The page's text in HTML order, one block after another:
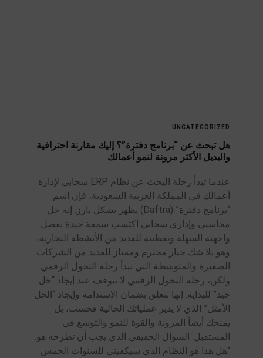
UNCATEGORIZED
هل تبحث عن “برنامج دفترة”؟ إليك مقارنة احترافية
والبديل الأكثر مرونة لنمو أعمالك
عندما تبدأ رحلة البحث عن نظام ERP سحابي لإدارة
أعمالك في المملكة العربية السعودية، فإن اسم
“برنامج دفترة” (Daftra) يظهر بشكل بارز. إنه حل
محاسبي وإداري سحابي اكتسب سمعة جيدة بفضل
واجهته السهلة وتغطيته للعديد من الأنشطة التجارية،
وهو بلا شك خيار محترم وممتاز للعديد من الشركات
الصغيرة والمتوسطة التي تبدأ رحلة التحول الرقمي.
ولكن، رحلة التحول الرقمي لا تتوقف عند إيجاد “حل
جيد” للبداية. إنها تتعلق بضمان الاستدامة وإيجاد “الحل
الأمثل” الذي لا يدير عملياتك الحالية فحسب، بل
يمنحك أيضاً المرونة والقوة للنمو والتوسع في
المستقبل. السؤال الحقيقي الذي يجب أن تطرحه هو:
“هل هذا هو النظام الذي سيكفيني للسنوات الخمس